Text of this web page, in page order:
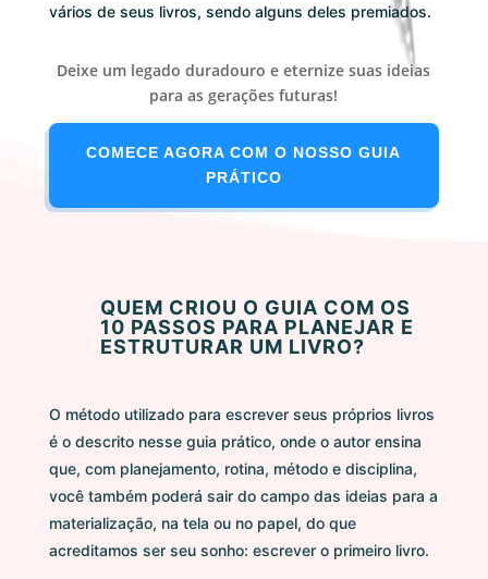
vários de seus livros, sendo alguns deles premiados.
Deixe um legado duradouro e eternize suas ideias
para as gerações futuras!
COMECE AGORA COM O NOSSO GUIA
PRÁTICO
QUEM CRIOU O GUIA COM OS
10 PASSOS PARA PLANEJAR E
ESTRUTURAR UM LIVRO?
O método utilizado para escrever seus próprios livros
é o descrito nesse guia prático, onde o autor ensina
que, com planejamento, rotina, método e disciplina,
você também poderá sair do campo das ideias para a
materialização, na tela ou no papel, do que
acreditamos ser seu sonho: escrever o primeiro livro.